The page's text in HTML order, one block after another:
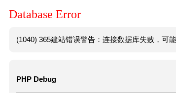
Database Error
(1040) 365建站错误警告：连接数据库失败，可
PHP Debug